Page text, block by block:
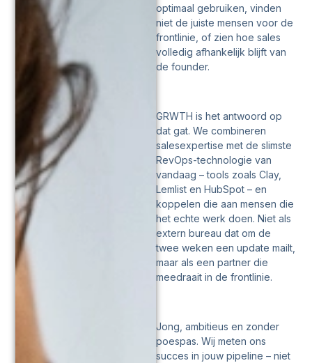
optimaal gebruiken, vinden
niet de juiste mensen voor de
frontlinie, of zien hoe sales
volledig afhankelijk blijft van
de founder.
GRWTH is het antwoord op
dat gat. We combineren
salesexpertise met de slimste
RevOps-technologie van
vandaag – tools zoals Clay,
Lemlist en HubSpot – en
koppelen die aan mensen die
het echte werk doen. Niet als
extern bureau dat om de
twee weken een update mailt,
maar als een partner die
meedraait in de frontlinie.
Jong, ambitieus en zonder
poespas. Wij meten ons
succes in jouw pipeline – niet